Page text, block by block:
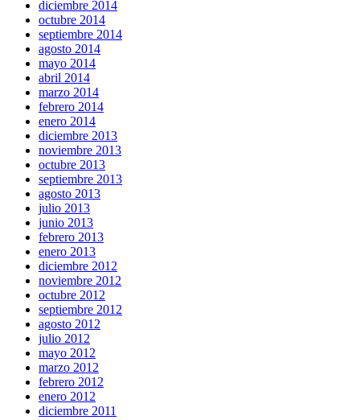
diciembre 2014
octubre 2014
septiembre 2014
agosto 2014
mayo 2014
abril 2014
marzo 2014
febrero 2014
enero 2014
diciembre 2013
noviembre 2013
octubre 2013
septiembre 2013
agosto 2013
julio 2013
junio 2013
febrero 2013
enero 2013
diciembre 2012
noviembre 2012
octubre 2012
septiembre 2012
agosto 2012
julio 2012
mayo 2012
marzo 2012
febrero 2012
enero 2012
diciembre 2011